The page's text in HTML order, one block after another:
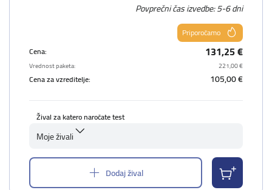
Povprečni čas izvedbe: 5-6 dni
Priporočamo
Cena:
131,25 €
Vrednost paketa: 221,00 €
Cena za vzreditelje: 105,00 €
Žival za katero naročate test
Moje živali
Dodaj žival